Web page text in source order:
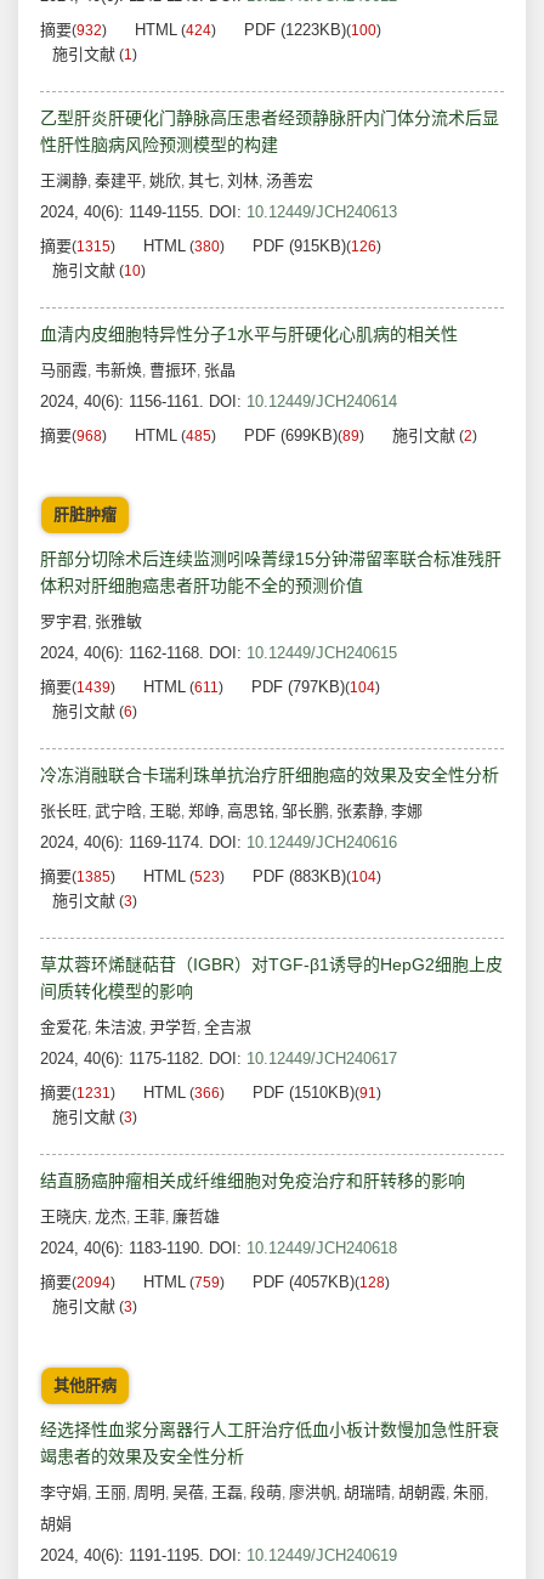
摘要(932) HTML (424) PDF (1223KB)(100)
施引文献 (1)
乙型肝炎肝硬化门静脉高压患者经颈静脉肝内门体分流术后显
性肝性脑病风险预测模型的构建
王澜静, 秦建平, 姚欣, 其七, 刘林, 汤善宏
2024, 40(6): 1149-1155. DOI: 10.12449/JCH240613
摘要(1315) HTML (380) PDF (915KB)(126)
施引文献 (10)
血清内皮细胞特异性分子1水平与肝硬化心肌病的相关性
马丽霞, 韦新焕, 曹振环, 张晶
2024, 40(6): 1156-1161. DOI: 10.12449/JCH240614
摘要(968) HTML (485) PDF (699KB)(89) 施引文献 (2)
肝脏肿瘤
肝部分切除术后连续监测吲哚菁绿15分钟滞留率联合标准残肝
体积对肝细胞癌患者肝功能不全的预测价值
罗宇君, 张雅敏
2024, 40(6): 1162-1168. DOI: 10.12449/JCH240615
摘要(1439) HTML (611) PDF (797KB)(104)
施引文献 (6)
冷冻消融联合卡瑞利珠单抗治疗肝细胞癌的效果及安全性分析
张长旺, 武宁晗, 王聪, 郑峥, 高思铭, 邹长鹏, 张素静, 李娜
2024, 40(6): 1169-1174. DOI: 10.12449/JCH240616
摘要(1385) HTML (523) PDF (883KB)(104)
施引文献 (3)
草苁蓉环烯醚萜苷（IGBR）对TGF-β1诱导的HepG2细胞上皮
间质转化模型的影响
金爱花, 朱洁波, 尹学哲, 全吉淑
2024, 40(6): 1175-1182. DOI: 10.12449/JCH240617
摘要(1231) HTML (366) PDF (1510KB)(91)
施引文献 (3)
结直肠癌肿瘤相关成纤维细胞对免疫治疗和肝转移的影响
王晓庆, 龙杰, 王菲, 廉哲雄
2024, 40(6): 1183-1190. DOI: 10.12449/JCH240618
摘要(2094) HTML (759) PDF (4057KB)(128)
施引文献 (3)
其他肝病
经选择性血浆分离器行人工肝治疗低血小板计数慢加急性肝衰
竭患者的效果及安全性分析
李守娟, 王丽, 周明 , 吴蓓, 王磊, 段萌, 廖洪帆, 胡瑞晴, 胡朝霞, 朱丽,
胡娟
2024, 40(6): 1191-1195. DOI: 10.12449/JCH240619